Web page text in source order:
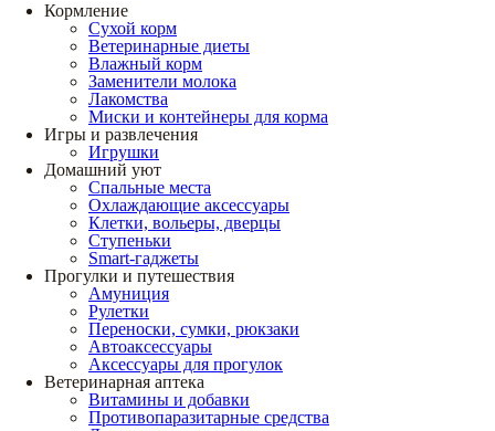
Кормление
Сухой корм
Ветеринарные диеты
Влажный корм
Заменители молока
Лакомства
Миски и контейнеры для корма
Игры и развлечения
Игрушки
Домашний уют
Спальные места
Охлаждающие аксессуары
Клетки, вольеры, дверцы
Ступеньки
Smart-гаджеты
Прогулки и путешествия
Амуниция
Рулетки
Переноски, сумки, рюкзаки
Автоаксессуары
Аксессуары для прогулок
Ветеринарная аптека
Витамины и добавки
Противопаразитарные средства